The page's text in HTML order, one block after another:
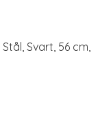
Svart, 56 cm,